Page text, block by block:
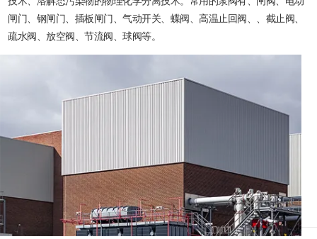
闸门、钢闸门、插板闸门、气动开关、蝶阀、高温止回阀、、截止阀、
疏水阀、放空阀、节流阀、球阀等。